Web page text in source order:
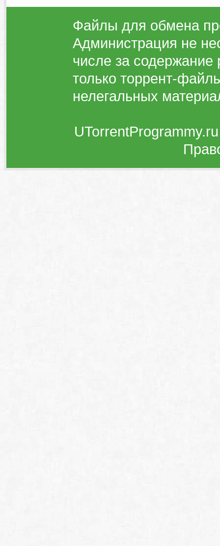
Файлы для обмена
Администрация не
числе за
только торрент-
нелегальных
UTorrentProgrammy.ru